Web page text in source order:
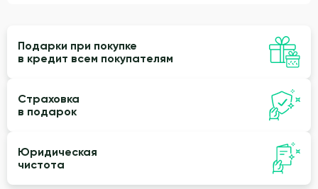
Подарки при покупке
в кредит всем покупателям
Страховка
в подарок
Юридическая
чистота